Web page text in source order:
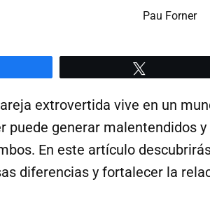
Pau Forner
extrovertida vive en un
puede generar malentendidos
En este artículo
diferencias y fortalecer la